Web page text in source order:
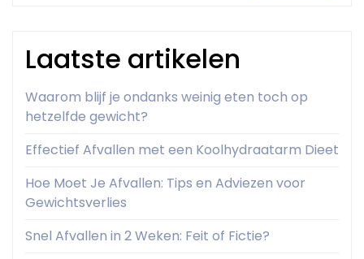
Laatste artikelen
Waarom blijf je ondanks weinig eten toch op
hetzelfde gewicht?
Effectief Afvallen met een Koolhydraatarm Dieet
Hoe Moet Je Afvallen: Tips en Adviezen voor
Gewichtsverlies
Snel Afvallen in 2 Weken: Feit of Fictie?